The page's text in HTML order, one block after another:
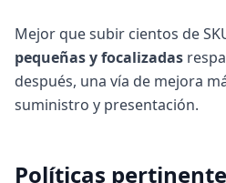
Mejor que subir cientos de
pequeñas y focalizadas
después, una vía de mejora
suministro y presentación.
Políticas